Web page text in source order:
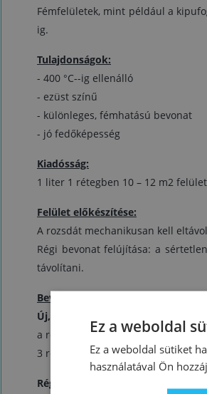
Fémfelületek, mint például a
ig.
Tulajdonságok:
- 400 °C--ig ellenálló
- ezüst színű
- különleges, fémhatású bevonat
- jó fedőképesség
Kiadósság:
1 liter 1 rétegben 10 – 12 m2
Felület előkészítése:
A rozsdát mechanikusan kell
Régi bevonat felújítása: a
távolítani.
Bevonatrendszerek:
Új, még nem festett felület esetén:
a rozsdát és szennyeződéseket el
3 réteg Tessarol Alu bronza 400°C
Régi bevonatok felújítása esetén:
Ez a weboldal
Ez a weboldal sütiket
használatával Ön